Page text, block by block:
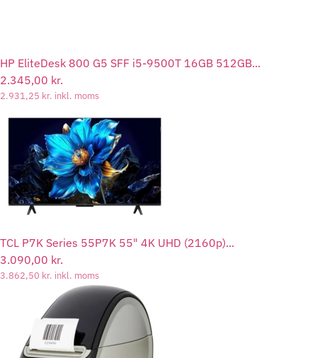
HP EliteDesk 800 G5 SFF i5-9500T 16GB 512GB...
2.345,00 kr.
2.931,25 kr. inkl. moms
TCL P7K Series 55P7K 55" 4K UHD (2160p)...
3.090,00 kr.
3.862,50 kr. inkl. moms